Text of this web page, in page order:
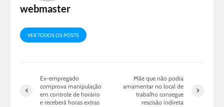
webmaster
VER TODOS OS POSTS
Ex-empregado
comprova manipulação
em controle de horário
e receberá horas extras
Mãe que não podia
amamentar no local de
trabalho consegue
rescisão indireta